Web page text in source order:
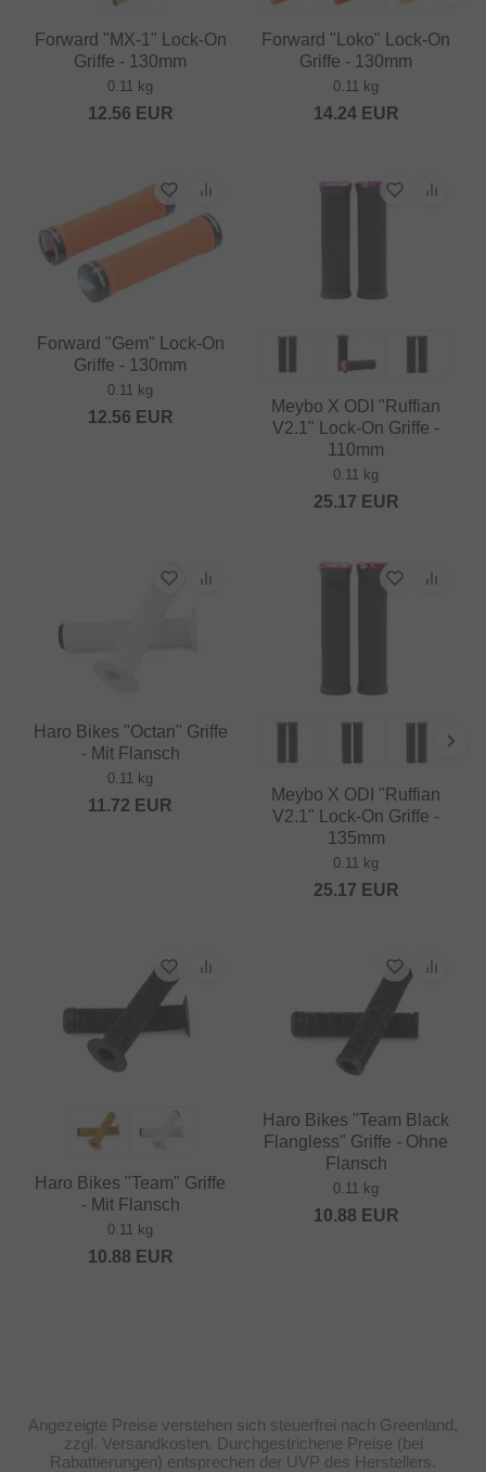
Forward "MX-1" Lock-On
Griffe - 130mm
0.11 kg
12.56 EUR
Forward "Loko" Lock-On
Griffe - 130mm
0.11 kg
14.24EUR
Forward "Gem" Lock-On
Griffe - 130mm
0.11 kg
12.56 EUR
Meybo X ODI "Ruffian
V2.1" Lock-On Griffe -
110mm
0.11 kg
25.17 EUR
Haro Bikes "Octan" Griffe
- Mit Flansch
0.11 kg
11.72 EUR
Meybo X ODI "Ruffian
V2.1" Lock-On Griffe -
135mm
0.11 kg
25.17 EUR
Haro Bikes "Team" Griffe
- Mit Flansch
0.11 kg
10.88 EUR
Haro Bikes "Team Black
Flangless" Griffe - Ohne
Flansch
0.11 kg
10.88 EUR
Angezeigte Preise verstehen sich steuerfrei nach Greenland,
zzgl. Versandkosten. Durchgestrichene Preise (bei
Rabattierungen) entsprechen der UVP des Herstellers.